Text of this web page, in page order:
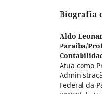
Biografia
Aldo
Paraíba/
Atua como
Federal da